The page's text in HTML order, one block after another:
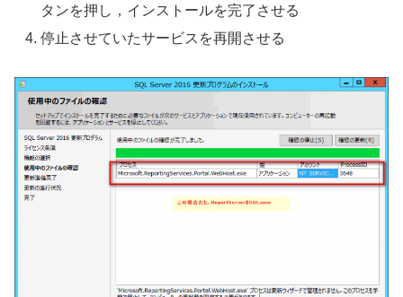
タンを押し，インストールを完了させる
停止させていたサービスを再開させる